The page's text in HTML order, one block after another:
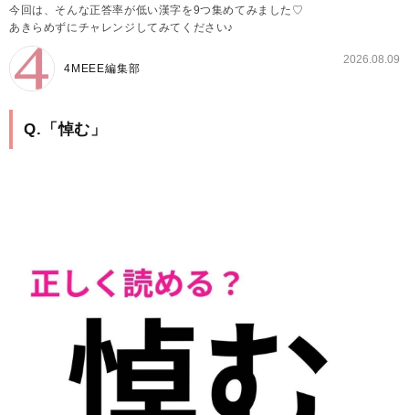
今回は、そんな正答率が低い漢字を9つ集めてみました♡
あきらめずにチャレンジしてみてください♪
4MEEE編集部
2026.08.09
Q.「悼む」